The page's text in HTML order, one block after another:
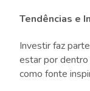
Tendências e
Investir faz
estar por dentro
como fonte